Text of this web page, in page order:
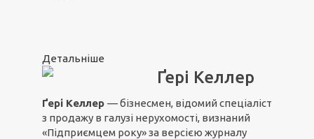
Детальніше
Ґері Келлер
Ґері Келлер — бізнесмен, відомий спеціаліст
з продажу в галузі нерухомості, визнаний
«Підприємцем року» за версією журналу